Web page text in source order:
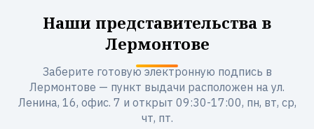
Наши представительства в
Лермонтове
Заберите готовую электронную подпись в
Лермонтове — пункт выдачи расположен на ул.
Ленина, 16, офис. 7 и открыт 09:30-17:00, пн, вт, ср,
чт, пт.